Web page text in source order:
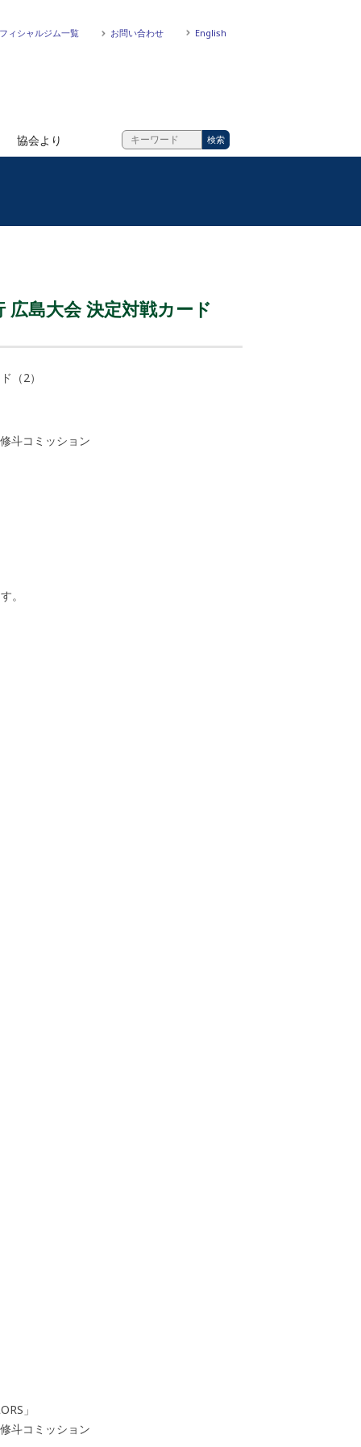
ィシャルジム一覧 お問い合わせ English
協会より
広島大会 決定対戦カード
（2）
斗コミッション
。
」
斗コミッション